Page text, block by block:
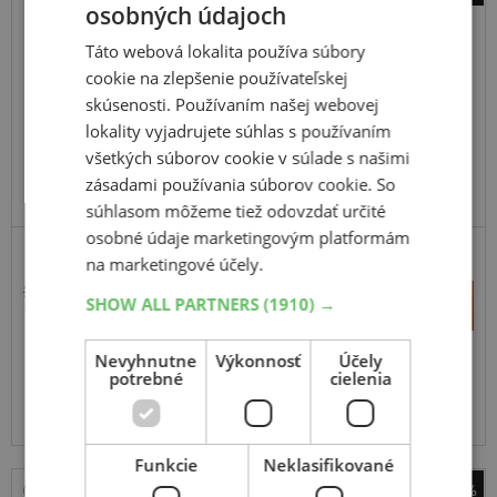
Barum
Vanis AllSeason
225 75 R16 121/120R
ODPORÚČAME
243,54 €
151,40 €
SKLADOM Expedujeme ešte dnes
-43%
osobných údajoch
Táto webová lokalita používa súbory
cookie na zlepšenie používateľskej
skúsenosti. Používaním našej webovej
lokality vyjadrujete súhlas s používaním
všetkých súborov cookie v súlade s našimi
zásadami používania súborov cookie. So
súhlasom môžeme tiež odovzdať určité
osobné údaje marketingovým platformám
na marketingové účely.
SHOW ALL PARTNERS(1910) →
Nevyhnutne
potrebné
Výkonnosť
Účely
cielenia
Funkcie Neklasifikované